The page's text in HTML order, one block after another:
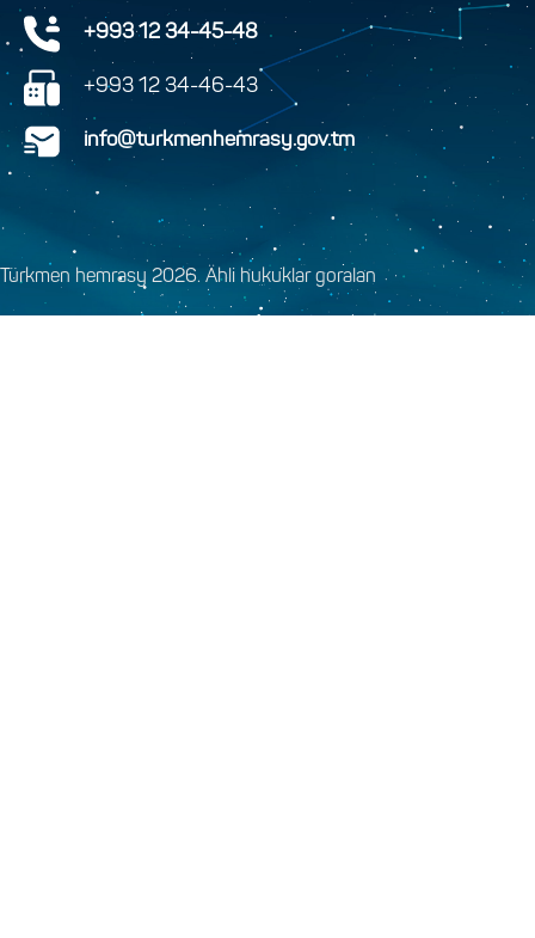
+993 12 34-45-48
+993 12 34-46-43
info@turkmenhemrasy.gov.tm
Türkmen hemrasy 2026. Ähli hukuklar goralan